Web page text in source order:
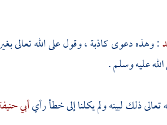
: وهذه دعوى كاذبة ، وقول على الله تعالى
عليه وسلم .
تعالى ذلك لبينه ولم يكلنا إلى خطأ رأيأبي